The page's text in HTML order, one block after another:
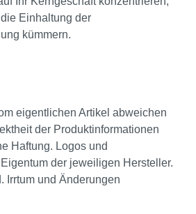
Einhaltung der
kümmern.
eigentlichen Artikel abweichen
der Produktinformationen
Haftung. Logos und
der jeweiligen Hersteller.
Irrtum und Änderungen